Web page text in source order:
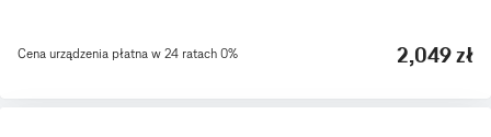
Cena urządzenia płatna w 24 ratach 0% 2,049 zł